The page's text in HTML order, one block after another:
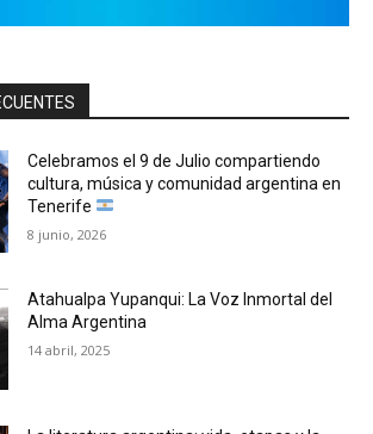
Celebramos el 9 de Julio compartiendo
cultura, música y comunidad argentina en
Tenerife
8 junio, 2026
Atahualpa Yupanqui: La Voz Inmortal del
Alma Argentina
14 abril, 2025